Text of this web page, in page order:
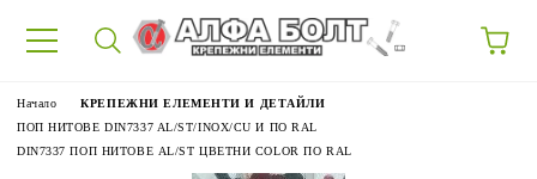
Начало
КРЕПЕЖНИ ЕЛЕМЕНТИ И ДЕТАЙЛИ
ПОП НИТОВЕ DIN7337 AL/ST/INOX/CU И ПО RAL
DIN7337 ПОП НИТОВЕ AL/ST ЦВЕТНИ COLOR ПО RAL